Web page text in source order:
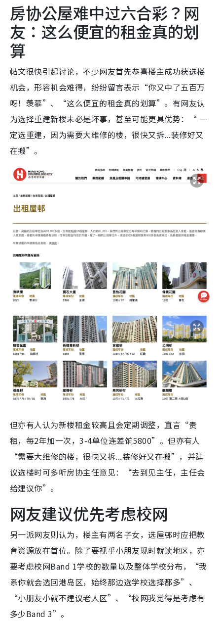
房协公屋难中过六合彩？网
友：这么便宜的租金真的划
算
帖文很快引起讨论，不少网友首先恭喜楼主成功获选楼
机会，形容机会难得，纷纷留言表示“你又中了五百万
呀！羡慕”、“这么便宜的租金真的划算”。有网友认
为选择重建新楼未必是坏事，甚至可能更具优势：“ 一
定选重建，因为需要大维修的楼，很快又拆...装修好又
在搬”。
但亦有人认为新楼租金较高且会定期调整，直言“贵
租，每2年加一次，3-4单位连差饷5800”。但亦有人
“需要大维修的楼，很快又拆...装修好又在搬”，并建
议选楼时可多听房协主任意见：“去到见主任，主任会
给建议你”。
网友建议优先考虑校网
另一派网友则认为，楼主有两名子女，选屋邨时应把教
育资源放在首位。除了要视乎小朋友现时就读地区，亦
要考虑校网Band 1学校的数量以及整体学校分布，“我
系你就会选回港岛区，始终那边选学校选择都多”、
“小朋友小就不建议老人区”、“校网我觉得是考虑有
多少Band 3”。